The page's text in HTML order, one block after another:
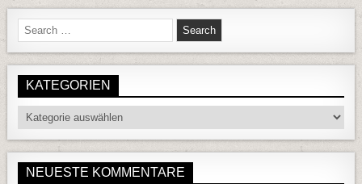
Search for:
KATEGORIEN
Kategorien
NEUESTE KOMMENTARE